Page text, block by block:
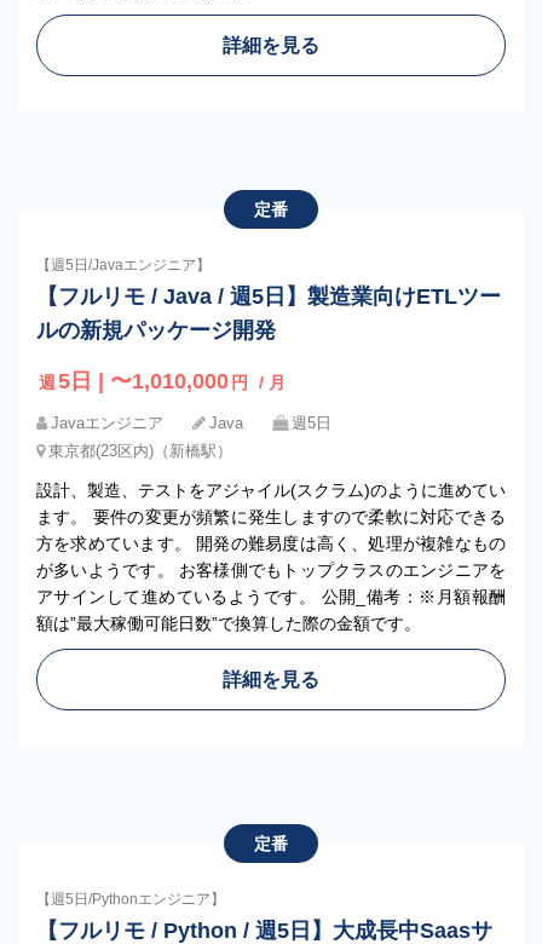
詳細を見る
定番
【週5日/Javaエンジニア】
【フルリモ / Java / 週5日】製造業向けETLツー
ルの新規パッケージ開発
週 5日 | 〜1,010,000 円 / 月
Javaエンジニア Java
週5日
東京都(23区内)（新橋駅）
設計、製造、テストをアジャイル(スクラム)のように進めてい
ます。 要件の変更が頻繁に発生しますので柔軟に対応できる
方を求めています。 開発の難易度は高く、処理が複雑なもの
が多いようです。 お客様側でもトップクラスのエンジニアを
アサインして進めているようです。 公開_備考：※月額報酬
額は”最大稼働可能日数”で換算した際の金額です。
詳細を見る
定番
【週5日/Pythonエンジニア】
【フルリモ / Python / 週5日】大成長中Saasサ